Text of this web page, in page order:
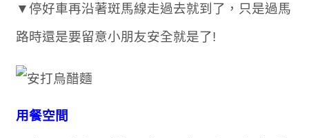
▼停好車再沿著斑馬線走過去就到了，只是過馬
路時還是要留意小朋友安全就是了!
用餐空間